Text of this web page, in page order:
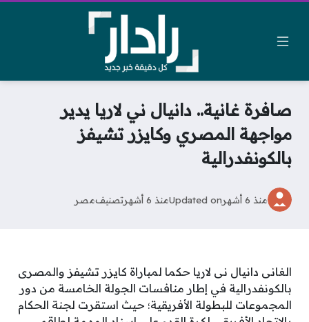
صافرة غانية.. دانيال ني لاريا يدير
مواجهة المصري وكايزر تشيفز
بالكونفدرالية
منذ 6 أشهر Updated onمنذ 6 أشهر تصنيفمصر
الغانى دانيال نى لاريا حكما لمباراة كايزر تشيفز والمصرى
بالكونفدرالية في إطار منافسات الجولة الخامسة من دور
المجموعات للبطولة الأفريقية؛ حيث استقرت لجنة الحكام